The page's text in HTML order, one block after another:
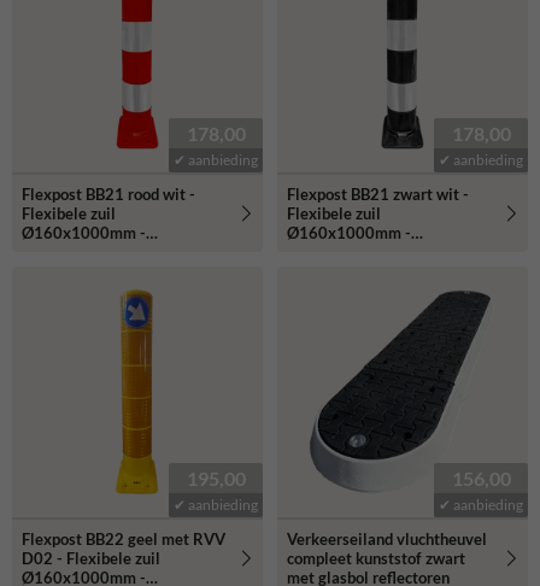
178,00
✔ aanbieding
Flexpost BB21 rood wit -
Flexibele zuil
Ø160x1000mm -
178,00
✔ aanbieding
Flexpost BB21 zwart wit -
Flexibele zuil
Ø160x1000mm -
195,00
✔ aanbieding
Flexpost BB22 geel met RVV
D02 - Flexibele zuil
Ø160x1000mm -
156,00
✔ aanbieding
Verkeerseiland vluchtheuvel
compleet kunststof zwart
met glasbol reflectoren